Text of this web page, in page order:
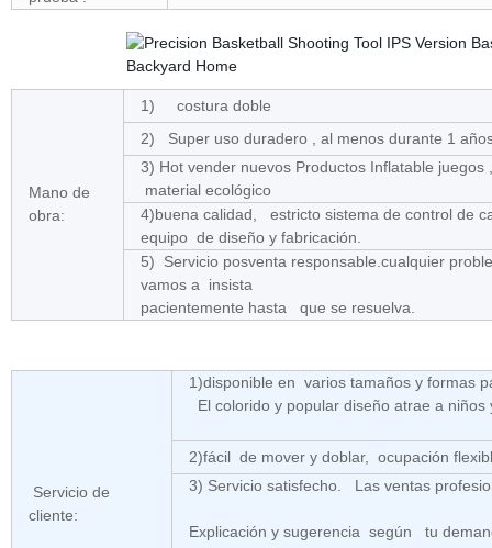
Mano de
obra:
1) costura doble
2) Super uso duradero , al menos durante 1
3) Hot vender nuevos Productos Inflatable
material ecológico
4)buena calidad, estricto sistema de control de
equipo de diseño y fabricación.
5) Servicio posventa responsable.cualquier
vamos a insista
pacientemente hasta que se resuelva.
Servicio de
cliente:
1)disponible en varios tamaños y formas
El colorido y popular diseño atrae a niños
2)fácil de mover y doblar, ocupación
3) Servicio satisfecho. Las ventas
Explicación y sugerencia según tu